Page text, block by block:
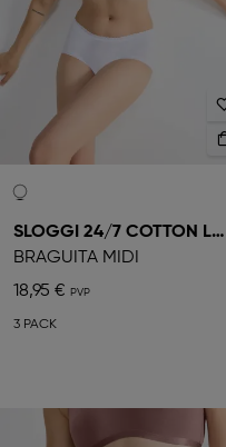
SLOGGI 24/7 COTTON LACE
BRAGUITA MIDI
18,95 €
3 PACK